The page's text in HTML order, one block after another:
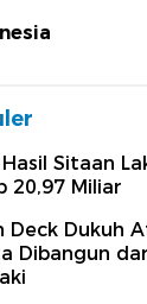
Sitaan
20,97 Miliar
Deck Dukuh
Dibangun